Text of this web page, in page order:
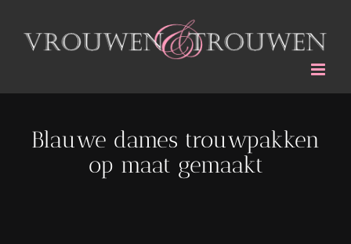
naar
inhoud
Blauwe dames trouwpakken
op maat gemaakt